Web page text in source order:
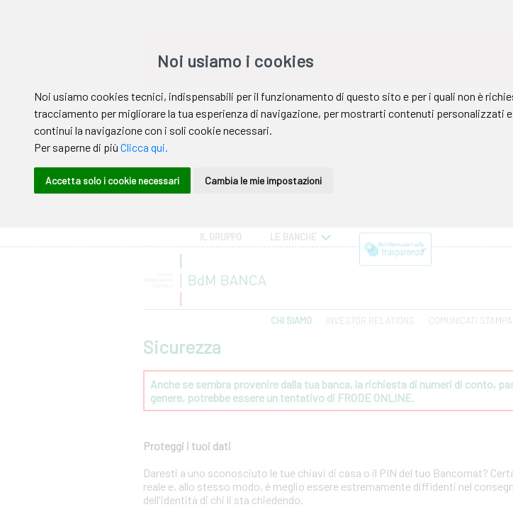
IL GRUPPO LE BANCHE
CHI SIAMO INVESTOR RELATIONS COMUNICATI
Sicurezza
Anche se sembra provenire dalla tua banca, la richiesta di numeri di conto,
genere, potrebbe essere un tentativo di FRODE ONLINE.
Proteggi i tuoi dati
Daresti a uno sconosciuto le tue chiavi di casa o il PIN del tuo Bancomat?
reale e, allo stesso modo, è meglio essere estremamente diffidenti nel
dell'identità di chi li sta chiedendo.